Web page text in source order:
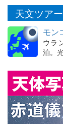
天文ツアー
モン
ウラ
泊。